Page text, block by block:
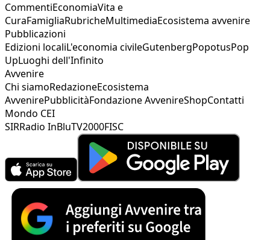
CommentiEconomiaVita e
CuraFamigliaRubricheMultimediaEcosistema avvenire
Pubblicazioni
Edizioni localiL'economia civileGutenbergPopotusPop
UpLuoghi dell'Infinito
Avvenire
Chi siamoRedazioneEcosistema
AvvenirePubblicitàFondazione AvvenireShopContatti
Mondo CEI
SIRRadio InBluTV2000FISC